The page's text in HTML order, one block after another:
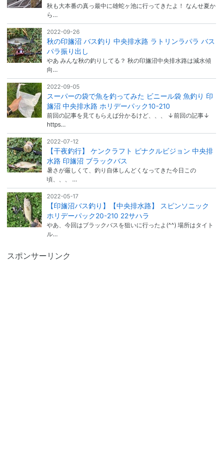
秋も大本番の真っ最中に雄蛇ヶ池に行ってきたよ！ なんせ夏か
ら…
2022-09-26
秋の印旛沼 バス釣り 中央排水路 ラトリンラパラ バス
パラ振り出し
やあ みんな秋の釣りしてる？ 秋の印旛沼中央排水路は減水傾
向…
2022-09-05
スーパーの袋で魚を釣ってみた ビニール袋 魚釣り 印
旛沼 中央排水路 ホリデーパック10-210
前回の記事を見てもらえば分かるけど、、、 ↓前回の記事↓
https…
2022-07-12
【干夜釣行】 ケンクラフト ピナクルビジョン 中央排
水路 印旛沼 ブラックバス
暑さが厳しくて、釣り自体しんどくなってきた今日この
頃、、、 …
2022-05-17
【印旛沼バス釣り】【中央排水路】 スピンソニック
ホリデーパック20-210 22サハラ
やあ、今回はブラックバスを狙いに行ったよ(^^) 場所はタイト
ル…
スポンサーリンク